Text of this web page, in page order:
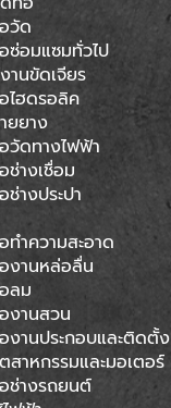
วัด
ซ่อมแซมทั่วไป
นขัดเจียร
ไฮดรอลิค
ยยาง
วัดทางไฟฟ้า
ช่างเชื่อม
างประปา
ำความสะอาด
งานหล่อลื่น
ลม
งานสวน
งานประกอบและติดตั้ง
าหกรรมและมอเตอร์
ช่างรถยนต์